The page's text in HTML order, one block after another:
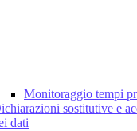
Monitoraggio tempi
sostitutive e
dati